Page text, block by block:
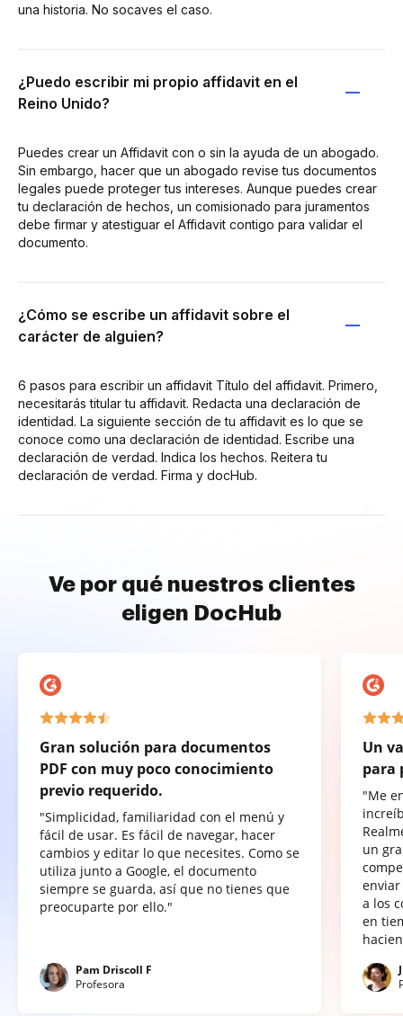
una historia. No socaves el caso.
¿Puedo escribir mi propio affidavit en el
Reino Unido?
Puedes crear un Affidavit con o sin la ayuda de un abogado.
Sin embargo, hacer que un abogado revise tus documentos
legales puede proteger tus intereses. Aunque puedes crear
tu declaración de hechos, un comisionado para juramentos
debe firmar y atestiguar el Affidavit contigo para validar el
documento.
¿Cómo se escribe un affidavit sobre el
carácter de alguien?
6 pasos para escribir un affidavit Título del affidavit. Primero,
necesitarás titular tu affidavit. Redacta una declaración de
identidad. La siguiente sección de tu affidavit es lo que se
conoce como una declaración de identidad. Escribe una
declaración de verdad. Indica los hechos. Reitera tu
declaración de verdad. Firma y docHub.
Ve por qué nuestros clientes
eligen DocHub
Gran solución para documentos
PDF con muy poco conocimiento
previo requerido.
"Simplicidad, familiaridad con el menú y
fácil de usar. Es fácil de navegar, hacer
cambios y editar lo que necesites. Como se
utiliza junto a Google, el documento
siempre se guarda, así que no tienes que
preocuparte por ello."
Pam Driscoll F
Profesora
Un
para
"Me
un
a los
en